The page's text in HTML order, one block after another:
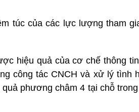
túc của các lực lượng tham
hiệu quả của cơ chế thông
công tác CNCH và xử lý tình
phương châm 4 tại chỗ